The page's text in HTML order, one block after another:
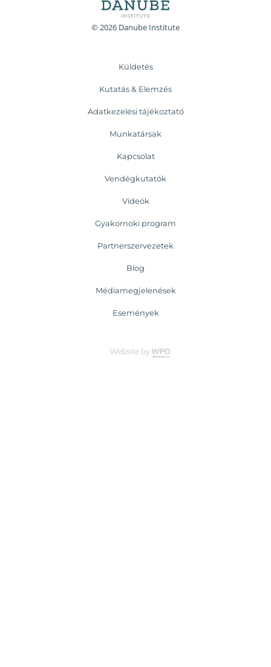
© 2026 Danube Institute
Küldetés
Kutatás & Elemzés
Adatkezelési tájékoztató
Munkatársak
Kapcsolat
Vendégkutatók
Videók
Gyakornoki program
Partnerszervezetek
Blog
Médiamegjelenések
Események